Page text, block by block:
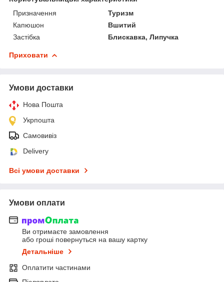
Призначення
Туризм
Капюшон
Вшитий
Застібка
Блискавка, Липучка
Приховати
Умови доставки
Нова Пошта
Укрпошта
Самовивіз
Delivery
Всі умови доставки
Умови оплати
Ви отримаєте замовлення
або гроші повернуться на вашу картку
Детальніше
Оплатити частинами